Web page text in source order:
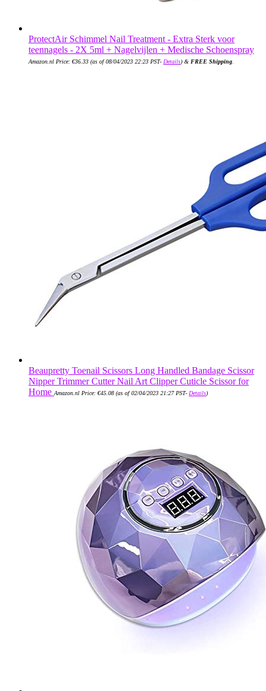
ProtectAir Schimmel Nail Treatment - Extra Sterk voor
teennagels - 2X 5ml + Nagelvijlen + Medische Schoenspray
Amazon.nl Price: €36.33 (as of 08/04/2023 22:23 PST- Details) & FREE Shipping
Beaupretty Toenail Scissors Long Handled Bandage Scissor
Nipper Trimmer Cutter Nail Art Clipper Cuticle Scissor for
Home Amazon.nl Price: €45.08 (as of 02/04/2023 21:27 PST- Details)